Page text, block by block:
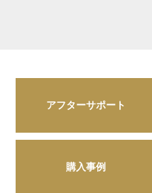
アフターサポート
購入事例